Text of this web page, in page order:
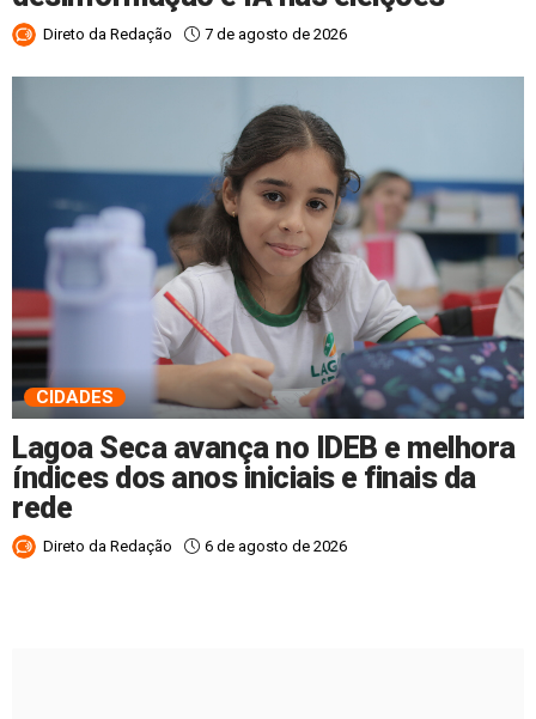
Direto da Redação 7 de agosto de 2026
CIDADES
Lagoa Seca avança no IDEB e melhora
índices dos anos iniciais e finais da
rede
Direto da Redação 6 de agosto de 2026